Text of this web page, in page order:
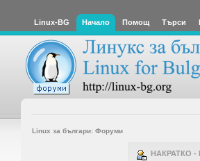
Linux-BG Начало Помощ Търси
Linux за българи: Форуми
НАКРАТКО -